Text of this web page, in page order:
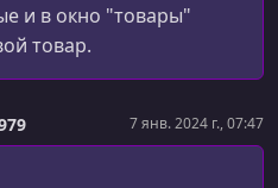
и в окно "товары"
товар.
7 янв. 2024 г., 07:47